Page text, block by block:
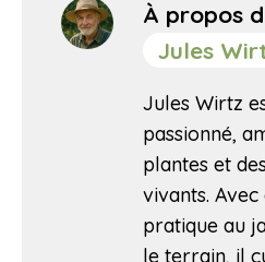
À propos
Jules
Jules Wirtz
passionné,
plantes et
vivants. Avec
pratique au
le terrain, il